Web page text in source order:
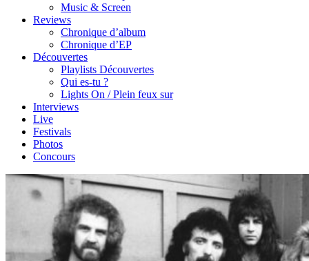
Music & Screen
Reviews
Chronique d’album
Chronique d’EP
Découvertes
Playlists Découvertes
Qui es-tu ?
Lights On / Plein feux sur
Interviews
Live
Festivals
Photos
Concours